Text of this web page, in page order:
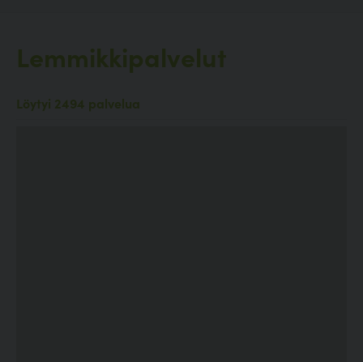
Lemmikkipalvelut
Löytyi 2494 palvelua